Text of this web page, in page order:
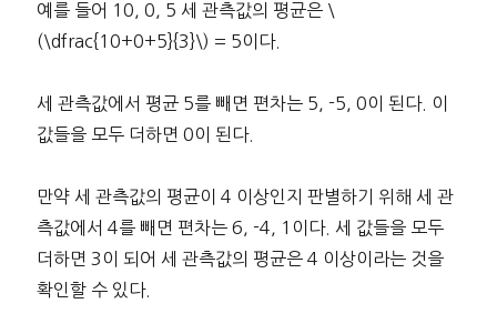
예를 들어 10, 0, 5 세 관측값의 평균은 \
(\dfrac{10+0+5}{3}\) = 5이다.
세 관측값에서 평균 5를 빼면 편차는 5, -5, 0이 된다. 이
값들을 모두 더하면 0이 된다.
만약 세 관측값의 평균이 4 이상인지 판별하기 위해 세 관
측값에서 4를 빼면 편차는 6, -4, 1이다. 세 값들을 모두
더하면 3이 되어 세 관측값의 평균은 4 이상이라는 것을
확인할 수 있다.